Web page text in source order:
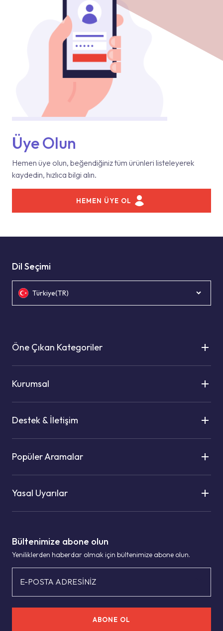
Üye Olun
Hemen üye olun, beğendiğiniz tüm ürünleri listeleyerek
kaydedin, hızlıca bilgi alın.
HEMEN ÜYE OL
Bültenimize abone olun
Yeniliklerden haberdar olmak için bültenimize abone olun.
E-POSTA ADRESİNİZ
ABONE OL
Dil Seçimi
Türkiye(TR)
Öne Çıkan Kategoriler
Kurumsal
Destek & İletişim
Popüler Aramalar
Yasal Uyarılar